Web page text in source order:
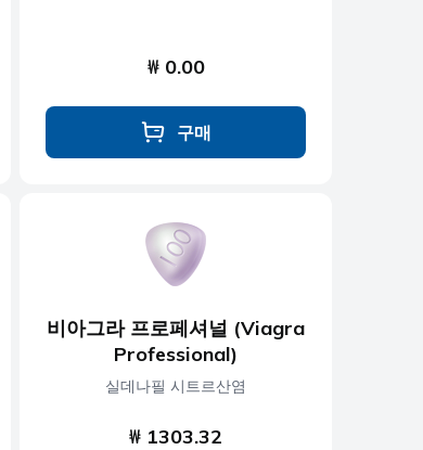
₩ 0.00
구매
비아그라 프로페셔널 (Viagra
Professional)
실데나필 시트르산염
₩ 1303.32